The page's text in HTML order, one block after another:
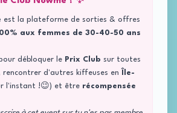
est la plateforme de sorties & offres
aux femmes de 30-40-50 ans
débloquer le Prix Club sur toutes
rencontrer d'autres kiffeuses en
Île-
l'instant !😉) et être récompensée